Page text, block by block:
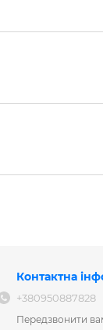
Контактна
+380950887828
Передзвонити